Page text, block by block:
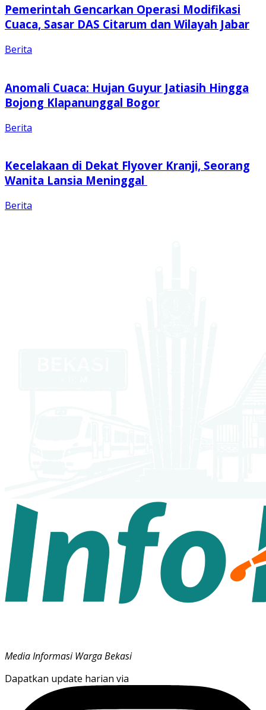
Pemerintah Gencarkan Operasi Modifikasi
Cuaca, Sasar DAS Citarum dan Wilayah Jabar
Berita
Anomali Cuaca: Hujan Guyur Jatiasih Hingga
Bojong Klapanunggal Bogor
Berita
Kecelakaan di Dekat Flyover Kranji, Seorang
Wanita Lansia Meninggal
Berita
Media Informasi Warga Bekasi
Dapatkan update harian via